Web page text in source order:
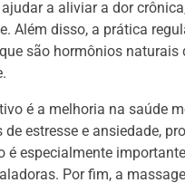
a aliviar a dor
Além disso, a prática
são hormônios
é a melhoria na saúde
estresse e ansiedade,
é especialmente
Por fim, a